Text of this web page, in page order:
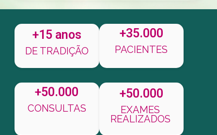
+15 anos
DE TRADIÇÃO
+35.000
PACIENTES
+50.000
CONSULTAS
+50.000
EXAMES
REALIZADOS